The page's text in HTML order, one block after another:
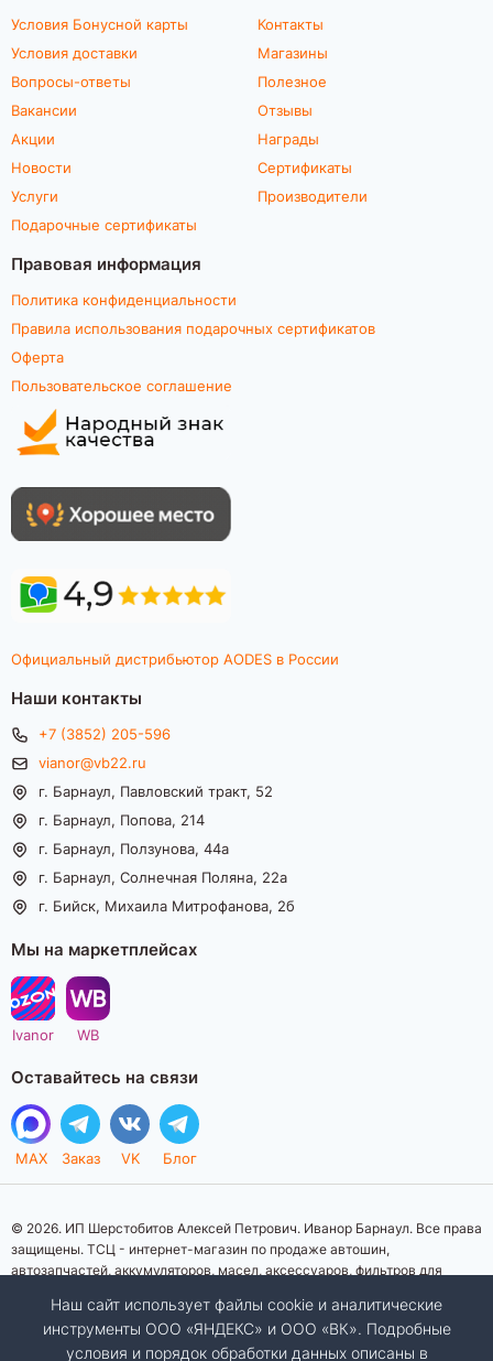
Условия Бонусной карты
Условия доставки
Вопросы-ответы
Вакансии
Акции
Новости
Услуги
Подарочные сертификаты
Контакты
Магазины
Полезное
Отзывы
Награды
Сертификаты
Производители
Правовая информация
Политика конфиденциальности
Правила использования подарочных сертификатов
Оферта
Пользовательское соглашение
Официальный дистрибьютор AODES в России
Наши контакты
+7 (3852) 205-596
vianor@vb22.ru
г. Барнаул, Павловский тракт, 52
г. Барнаул, Попова, 214
г. Барнаул, Ползунова, 44а
г. Барнаул, Солнечная Поляна, 22а
г. Бийск, Михаила Митрофанова, 2б
Мы на маркетплейсах
Ivanor WB
Оставайтесь на связи
MAX Заказ VK Блог
© 2026. ИП Шерстобитов Алексей Петрович. Иванор Барнаул. Все права
защищены. ТСЦ - интернет-магазин по продаже автошин,
автозапчастей, аккумуляторов, масел, аксессуаров, фильтров для
информационный характер. Представленная информация о товарах, их
стоимости, характеристик, фото, наличия на складе ни при каких
условиях не является публичной офертой, определяемой положениями
Наш сайт использует файлы cookie и аналитические
инструменты ООО «ЯНДЕКС» и ООО «ВК». Подробные
условия и порядок обработки данных описаны в